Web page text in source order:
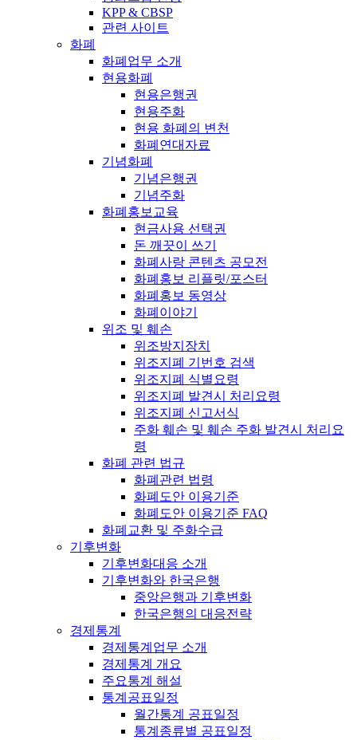
KPP & CBSP
관련 사이트
화폐
화폐업무 소개
현용화폐
현용은행권
현용주화
현용 화폐의 변천
화폐연대자료
기념화폐
기념은행권
기념주화
화폐홍보교육
현금사용 선택권
돈 깨끗이 쓰기
화폐사랑 콘텐츠 공모전
화폐홍보 리플릿/포스터
화폐홍보 동영상
화폐이야기
위조 및 훼손
위조방지장치
위조지폐 기번호 검색
위조지폐 식별요령
위조지폐 발견시 처리요령
위조지폐 신고서식
주화 훼손 및 훼손 주화 발견시 처리요
령
화폐 관련 법규
화폐관련 법령
화폐도안 이용기준
화폐도안 이용기준 FAQ
화폐교환 및 주화수급
기후변화
기후변화대응 소개
기후변화와 한국은행
중앙은행과 기후변화
한국은행의 대응전략
경제통계
경제통계업무 소개
경제통계 개요
주요통계 해설
통계공표일정
월간통계 공표일정
통계종류별 공표일정